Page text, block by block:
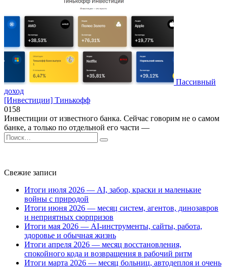
Пассивный
доход
[Инвестиции] Тинькофф
0158
Инвестиции от известного банка. Сейчас говорим не о самом
банке, а только по отдельной его части —
Search
for:
Свежие записи
Итоги июля 2026 — AI, забор, краски и маленькие
войны с природой
Итоги июня 2026 — месяц систем, агентов, динозавров
и неприятных сюрпризов
Итоги мая 2026 — AI-инструменты, сайты, работа,
здоровье и обычная жизнь
Итоги апреля 2026 — месяц восстановления,
спокойного кода и возвращения в рабочий ритм
Итоги марта 2026 — месяц больниц, автодеплоя и очень